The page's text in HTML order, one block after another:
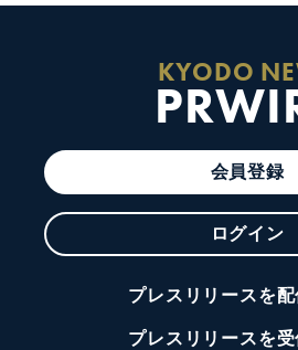
KYODO
会員登録
ログイン
プレスリリースを配
プレスリリースを受